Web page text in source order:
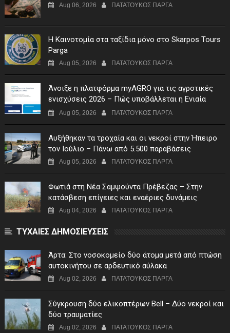
Aug 06, 2026 ΠΑΤΑΤΟΥΚΟΣ ΠΑΡΓΑ
Η Καινοτομία στα ταξίδια μόνο στο Skarpos Tours
Parga
Aug 05, 2026 ΠΑΤΑΤΟΥΚΟΣ ΠΑΡΓΑ
Άνοιξε η πλατφόρμα myAGRO για τις αγροτικές
ενισχύσεις 2026 – Πώς υποβάλλεται η Ενιαία
Αίτηση Ενίσχυσης
Aug 05, 2026 ΠΑΤΑΤΟΥΚΟΣ ΠΑΡΓΑ
Αυξήθηκαν τα τροχαία και οι νεκροί στην Ήπειρο
τον Ιούλιο – Πάνω από 5.500 παραβάσεις
Aug 05, 2026 ΠΑΤΑΤΟΥΚΟΣ ΠΑΡΓΑ
Φωτιά στη Νέα Σαμψούντα Πρέβεζας – Στην
κατάσβεση επίγειες και εναέριες δυνάμεις
Aug 04, 2026 ΠΑΤΑΤΟΥΚΟΣ ΠΑΡΓΑ
ΤΥΧΑΙΕΣ ΔΗΜΟΣΙΕΥΣΕΙΣ
Άρτα: Στο νοσοκομείο δύο άτομα μετά από πτώση
αυτοκινήτου σε αρδευτικό αύλακα
Aug 02, 2026 ΠΑΤΑΤΟΥΚΟΣ ΠΑΡΓΑ
Σύγκρουση δύο ελικοπτέρων Bell – Δύο νεκροί και
δύο τραυματίες
Aug 02, 2026 ΠΑΤΑΤΟΥΚΟΣ ΠΑΡΓΑ